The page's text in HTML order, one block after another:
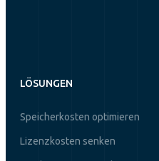
LÖSUNGEN
Speicherkosten optimieren
Lizenzkosten senken